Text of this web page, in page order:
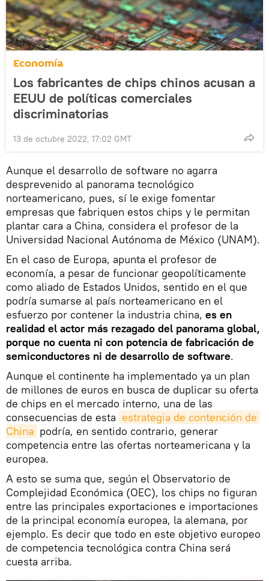
Economía
Los fabricantes de chips chinos acusan a
EEUU de políticas comerciales
discriminatorias
13 de octubre 2022, 17:02 GMT
Aunque el desarrollo de software no agarra
desprevenido al panorama tecnológico
norteamericano, pues, sí le exige fomentar
empresas que fabriquen estos chips y le permitan
plantar cara a China, considera el profesor de la
Universidad Nacional Autónoma de México (UNAM).
En el caso de Europa, apunta el profesor de
economía, a pesar de funcionar geopolíticamente
como aliado de Estados Unidos, sentido en el que
podría sumarse al país norteamericano en el
esfuerzo por contener la industria china, es en
realidad el actor más rezagado del panorama global,
porque no cuenta ni con potencia de fabricación de
semiconductores ni de desarrollo de software.
Aunque el continente ha implementado ya un plan
de millones de euros en busca de duplicar su oferta
de chips en el mercado interno, una de las
consecuencias de esta estrategia de contención de
China podría, en sentido contrario, generar
competencia entre las ofertas norteamericana y la
europea.
A esto se suma que, según el Observatorio de
Complejidad Económica (OEC), los chips no figuran
entre las principales exportaciones e importaciones
de la principal economía europea, la alemana, por
ejemplo. Es decir que todo en este objetivo europeo
de competencia tecnológica contra China será
cuesta arriba.